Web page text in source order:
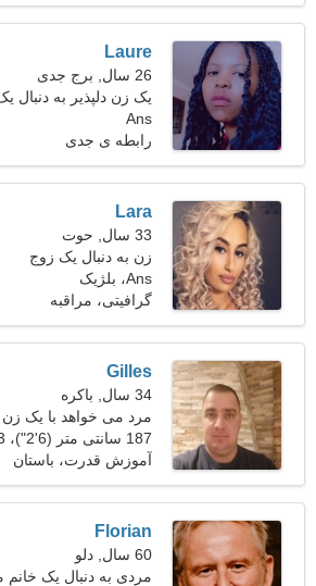
Laure
26 سال, برج جدی
یک زن دلپذیر به دنبال
Ans
رابطه ی جدی
Lara
33 سال, حوت
زن به دنبال یک زوج
Ans، بلژیک
گرافیتی، مراقبه
Gilles
34 سال, باکره
مرد می خواهد با یک زن
ملاقات کند
187
کیلوگرم (182 پوند)
آموزش قدرت، باستان
شناسی
Florian
60 سال, دلو
مردی به دنبال یک